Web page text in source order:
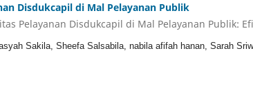
Disdukcapil di Mal Pelayanan Publik
Pelayanan Disdukcapil di Mal Pelayanan Publik:
Sakila, Sheefa Salsabila, nabila afifah hanan, Sarah